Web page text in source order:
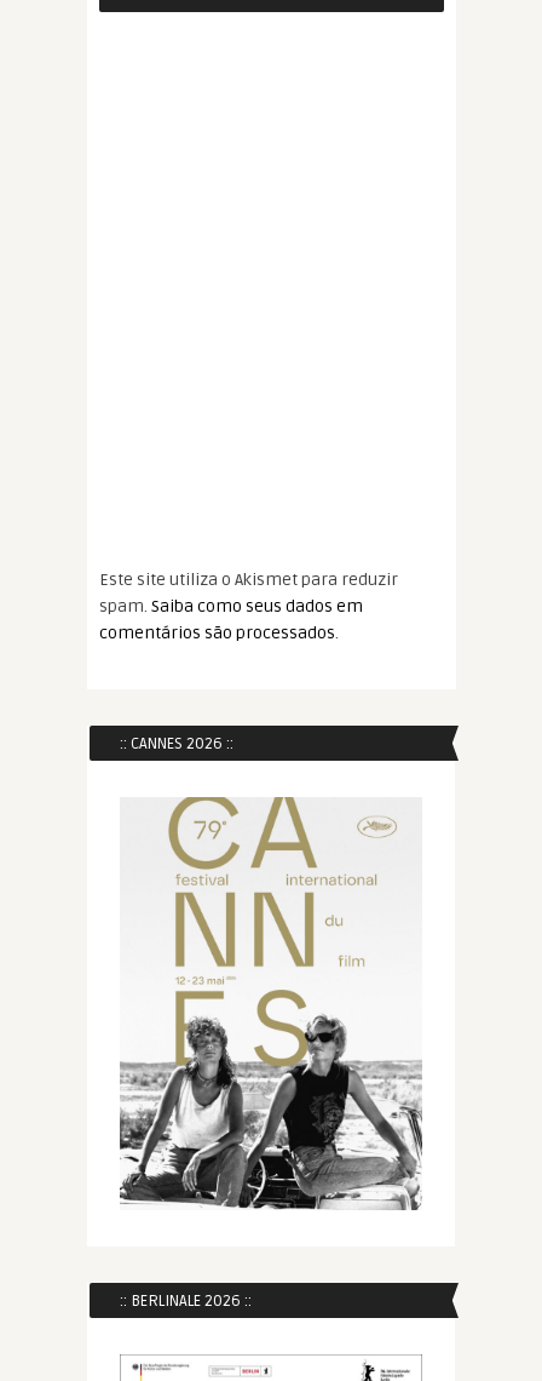
Este site utiliza o Akismet para reduzir
spam. Saiba como seus dados em
comentários são processados.
:: CANNES 2026 ::
:: BERLINALE 2026 ::